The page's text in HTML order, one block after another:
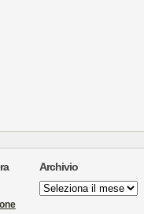
Archivio
Archivio